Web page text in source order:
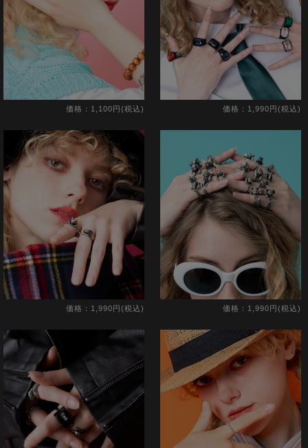
価格：1,100円(税込) 価格：1,990円(税込)
価格：1,990円(税込) 価格：1,990円(税込)